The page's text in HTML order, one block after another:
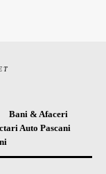
Bani & Afaceri
Auto Pascani